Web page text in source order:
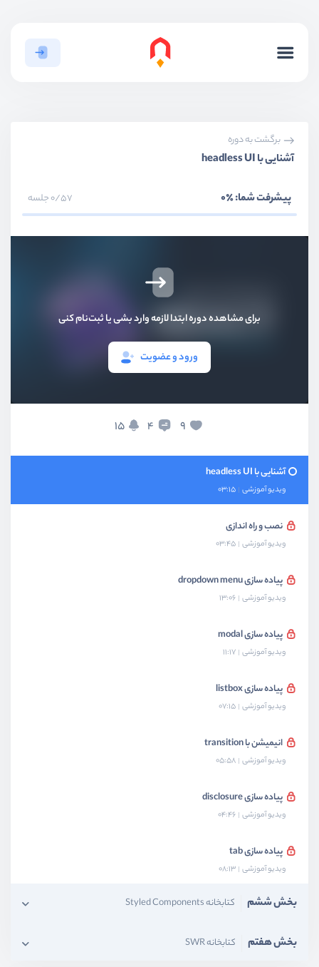
برگشت به دوره
آشنایی با headless UI
پیشرفت شما:٪0 0/57 جلسه
برای مشاهده دوره ابتدا لازمه وارد بشی یا ثبت‌نام کنی
ورود و عضویت
9
4
15
بخش دوم کتابخانه Formik
آشنایی با headless UI
ویدیو آموزشی 03:15
نصب و راه اندازی
ویدیو آموزشی 03:45
پیاده سازی dropdown menu
ویدیو آموزشی 13:06
پیاده سازی modal
ویدیو آموزشی 11:17
پیاده سازی listbox
ویدیو آموزشی 07:15
انیمیشن با transition
ویدیو آموزشی 05:58
پیاده سازی disclosure
ویدیو آموزشی 04:46
پیاده سازی tab
ویدیو آموزشی 08:13
بخش ششم کتابخانه Styled Components
بخش هفتم کتابخانه SWR